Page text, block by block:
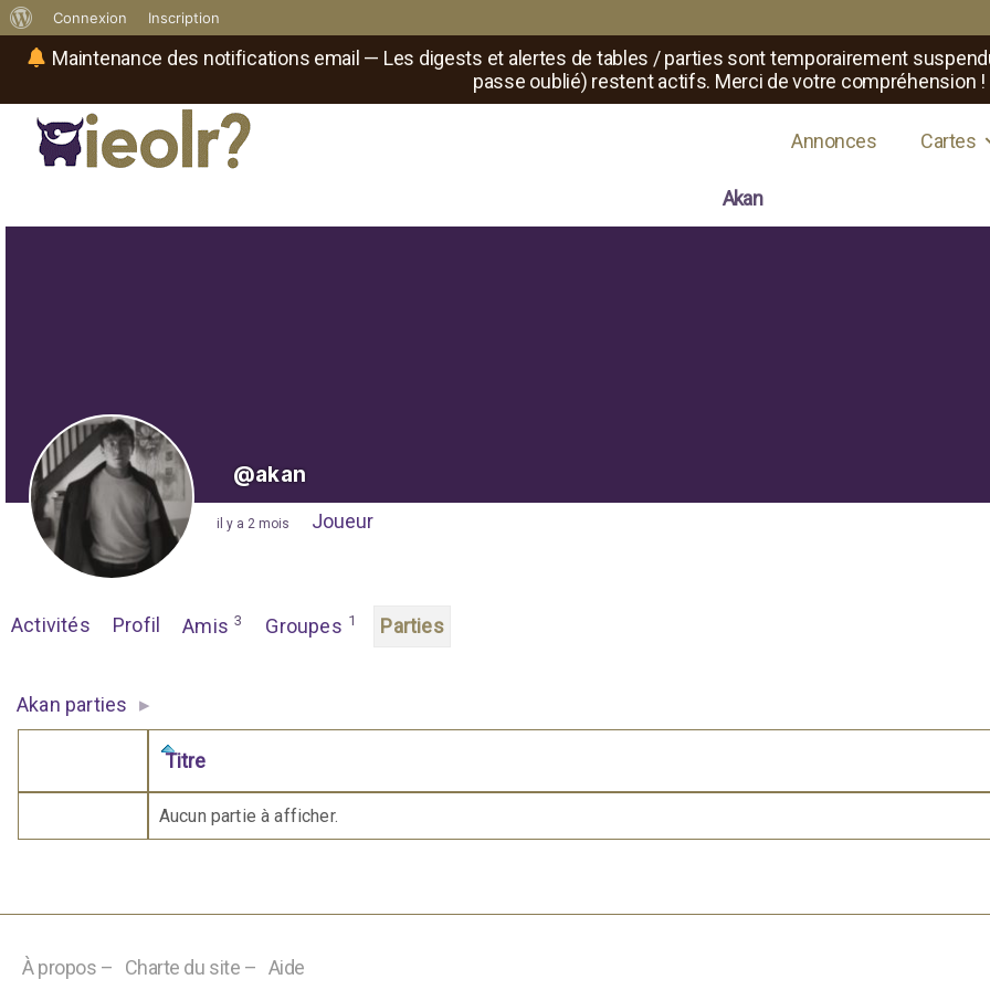
Maintenance des notifications email — Les digests et alertes de tables / parties sont temporairement
passe oublié) restent actifs. Merci de votre compréhension !
propos
WordPress
Connexion Inscription
où
Annonces Cartes
Akan
@akan
il y a 2 mois Joueur
Activités Profil Amis 3 Groupes 1 Parties
Akan parties ▸
Comporte des pièces jointes
Titre
Aucun partie à afficher.
À propos – Charte du site – Aide